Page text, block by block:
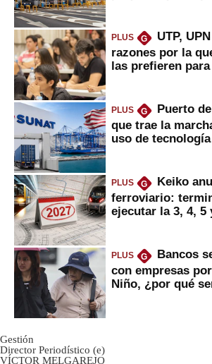
PLUS G
UTP,
razones por la
las prefieren
PLUS G
Puerto
que trae la
uso de
PLUS G
Keiko
ferroviario:
ejecutar la 3, 4, 5
PLUS G
Bancos
con empresas
Niño, ¿por qué
Gestión
Director Periodístico (e)
VÍCTOR MELGAREJO